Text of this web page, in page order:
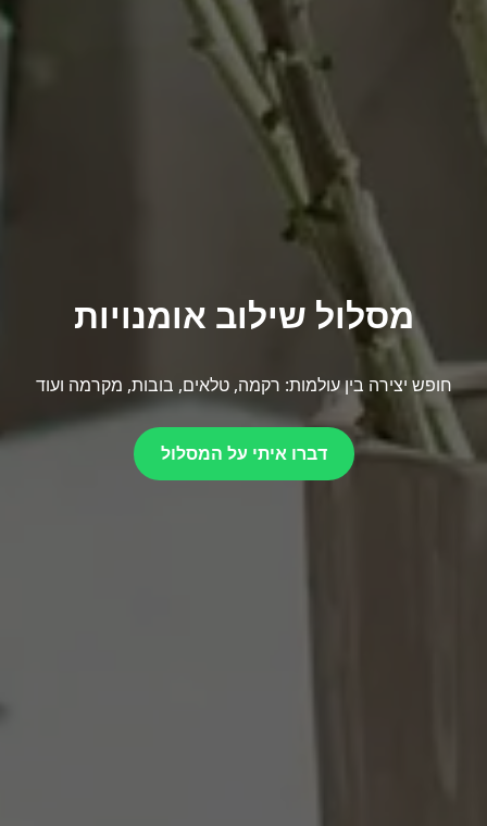
מסלול שילוב אומנויות
חופש יצירה בין עולמות: רקמה, טלאים, בובות, מקרמה ועוד
דברו איתי על המסלול